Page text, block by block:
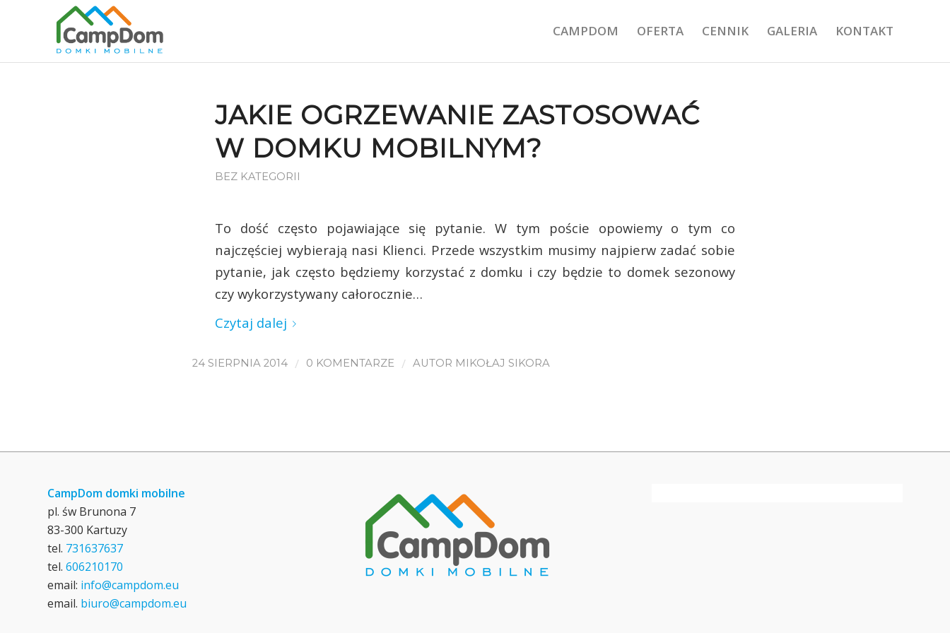
CAMPDOM OFERTA CENNIK GALERIA KONTAKT
JAKIE OGRZEWANIE ZASTOSOWAĆ
W DOMKU MOBILNYM?
BEZ KATEGORII
To dość często pojawiające się pytanie. W tym poście opowiemy o tym co
najczęściej wybierają nasi Klienci. Przede wszystkim musimy najpierw zadać sobie
pytanie, jak często będziemy korzystać z domku i czy będzie to domek sezonowy
czy wykorzystywany całorocznie…
Czytaj dalej
24 SIERPNIA 2014 / 0 KOMENTARZE / AUTOR MIKOŁAJ SIKORA
CampDom domki mobilne
pl. św Brunona 7
83-300 Kartuzy
tel. 731637637
tel. 606210170
email: info@campdom.eu
email. biuro@campdom.eu